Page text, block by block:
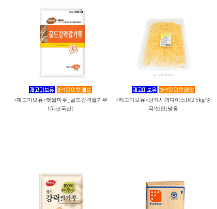
<재고미보유>햇쌀마루_골드강력쌀가루
15kg(국산)
<재고미보유>당적사과다이스D(2.5kg/중
국/선인)냉동